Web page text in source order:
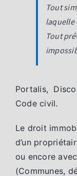
Tout
laquelle
Tout
Portalis,
Code civil.
Le droit
d’un
ou encore
(Communes,